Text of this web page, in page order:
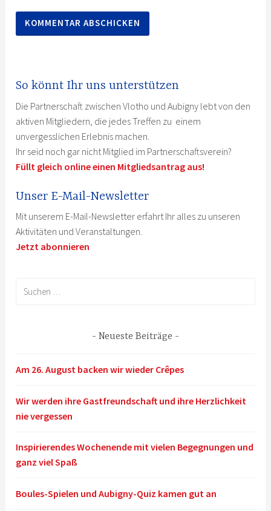
So könnt Ihr uns unterstützen
Die Partnerschaft zwischen Vlotho und Aubigny lebt von den
aktiven Mitgliedern, die jedes Treffen zu einem
unvergesslichen Erlebnis machen.
Ihr seid noch gar nicht Mitglied im Partnerschaftsverein?
Füllt gleich online einen Mitgliedsantrag aus!
Unser E-Mail-Newsletter
Mit unserem E-Mail-Newsletter erfahrt Ihr alles zu unseren
Aktivitäten und Veranstaltungen.
Jetzt abonnieren
Neueste Beiträge
Am 26. August backen wir wieder Crêpes
Wir werden ihre Gastfreundschaft und ihre Herzlichkeit
nie vergessen
Inspirierendes Wochenende mit vielen Begegnungen und
ganz viel Spaß
Boules-Spielen und Aubigny-Quiz kamen gut an